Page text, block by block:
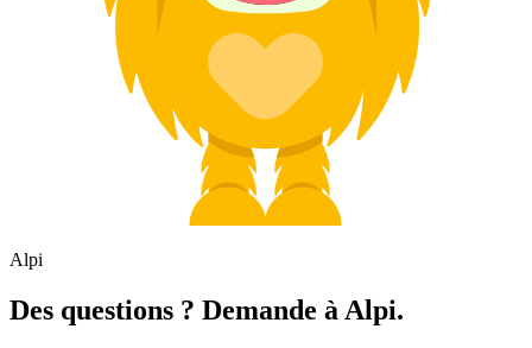
Alpi
Des questions ? Demande à Alpi.